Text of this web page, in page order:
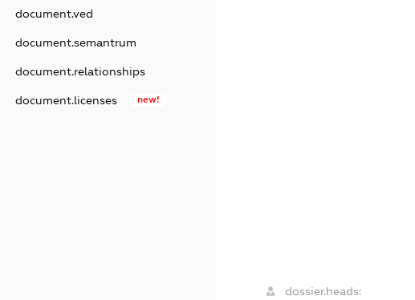
document.ved
document.semantrum
document.relationships
document.licenses new!
dossier.heads: